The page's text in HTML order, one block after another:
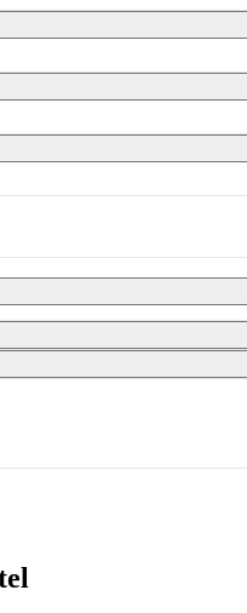
2026
ČT PÁ SO NE
3 4 5 6
10 11 12 13